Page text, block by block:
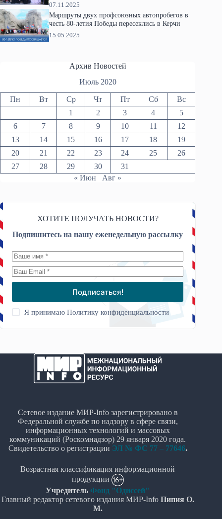
07.11.2025
Маршруты двух профсоюзных автопробегов в
честь 80-летия Победы пересеклись в Керчи
15.05.2025
Архив Новостей
Июль 2020
Пн Вт Ср Чт Пт Сб
Вс
1
2 3 4
5
6
7 8 9 10 11
12
13
14 15 16 17 18
19
20
21 22 23 24 25
26
27
28 29 30
31
« Июн
Авг »
ХОТИТЕ ПОЛУЧАТЬ НОВОСТИ?
Подпишитесь на нашу еженедельную рассылку
Подписаться!
Я принимаюПолитику конфиденциальности
Сетевое издание МИР-Info зарегистрировано в
Федеральной службе по надзору в сфере связи,
информационных технологий и массовых
коммуникаций (Роскомнадзор) 29 января 2020 года.
Свидетельство о регистрации ЭЛ № ФС 77 – 77646.
Возрастная классификация информационной
продукции
Учредитель Фонд "Одиссей"
Главный редактор сетевого издания МИР-Info Пипия О.
М.